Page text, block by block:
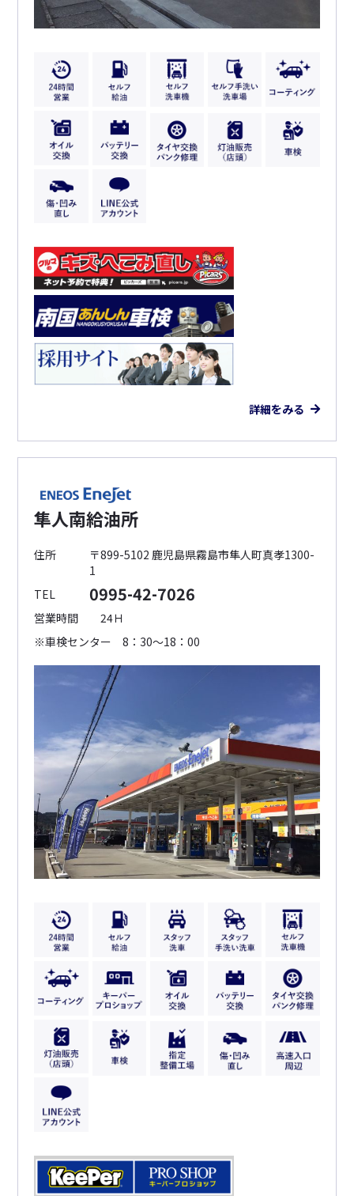
詳細をみる
隼人南給油所
住所
〒899-5102 鹿児島県霧島市隼人町真孝1300-
1
TEL
0995-42-7026
営業時間
24Ｈ
※車検センター 8：30～18：00